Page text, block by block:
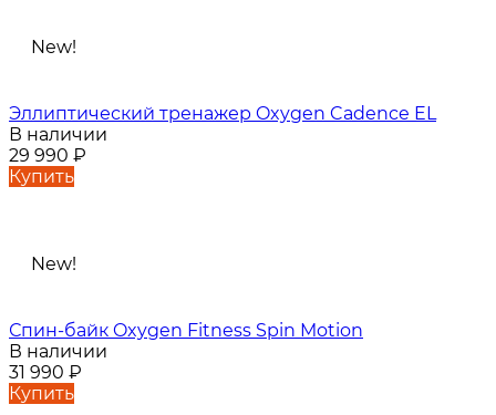
New!
Эллиптический тренажер Oxygen Cadence EL
В наличии
29 990 ₽
Купить
New!
Спин-байк Oxygen Fitness Spin Motion
В наличии
31 990 ₽
Купить